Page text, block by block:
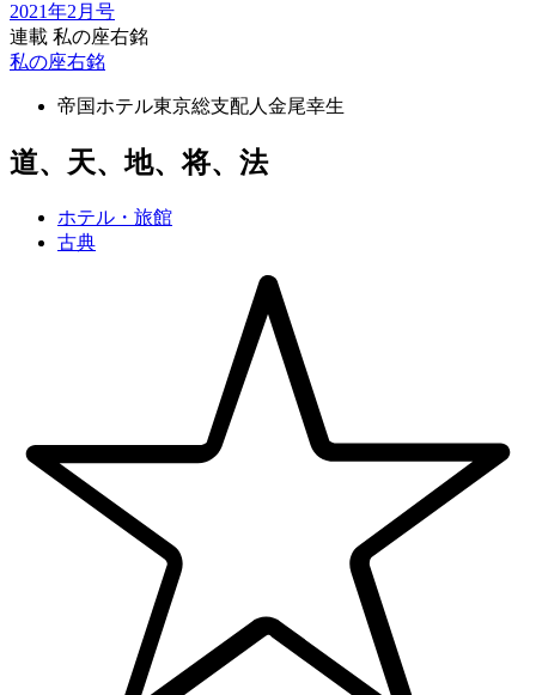
2021年2月号
連載 私の座右銘
私の座右銘
帝国ホテル東京総支配人 金尾幸生
道、天、地、将、法
ホテル・旅館
古典